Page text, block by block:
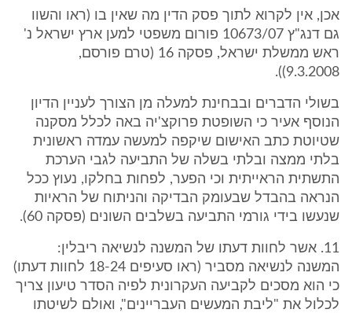
אכן, אין לקרוא לתוך פסק הדין מה שאין בו (ראו והשוו
גם דנג"ץ 10673/07 פורום משפטי למען ארץ ישראל נ'
ראש ממשלת ישראל, פסקה 16 (טרם פורסם,
9.3.2008)).
בשולי הדברים ובבחינת למעלה מן הצורך לעניין הדיון
הנוסף אעיר כי השופטת פרוקצ'יה באה לכלל מסקנה
שטיוטת כתב האישום שיקפה למעשה עמדה ראשונית
בלתי ממצה ובלתי בשלה של התביעה לגבי הערכת
התשתית הראייתית וכי הפער, לפחות בחלקו, נעוץ ככל
הנראה בהבדל שבעומק הבדיקה והניתוח של הראיות
שנעשו בידי גורמי התביעה בשלבים השונים (פסקה 60).
11. אשר לחוות דעתו של המשנה לנשיאה ריבלין:
המשנה לנשיאה מסביר (ראו סעיפים 18-24 לחוות דעתו)
כי הוא מסכים לקביעה העקרונית לפיה הסדר טיעון צריך
לכלול את "ליבת המעשים העבריינים", ואולם לשיטתו